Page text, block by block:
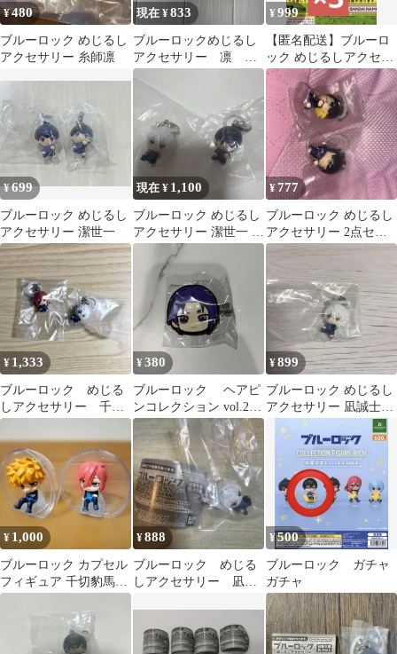
¥480
ブルーロック めじるし
アクセサリー 糸師凛
現在 ¥833
ブルーロックめじるし
アクセサリー 凛 千
切
¥999
【匿名配送】ブルーロ
ック めじるしアクセサ
リー 蜂楽廻
¥699
ブルーロック めじるし
アクセサリー 潔世一
現在 ¥ 1,100
ブルーロック めじるし
アクセサリー 潔世一 凪
誠士郎
¥777
ブルーロック めじるし
アクセサリー 2点セッ
ト
¥ 1,333
ブルーロック めじる
しアクセサリー 千切
豹馬、凪誠士郎
¥380
ブルーロック ヘアピ
ンコレクション vol.2
御影玲王
¥899
ブルーロック めじるし
アクセサリー 凪誠士郎
ガチャ
¥ 1,000
ブルーロック カプセル
フィギュア 千切豹馬・
國神錬介 2点セット
¥888
ブルーロック めじる
しアクセサリー 凪誠
¥500
ブルーロック ガチャ
ガチャ